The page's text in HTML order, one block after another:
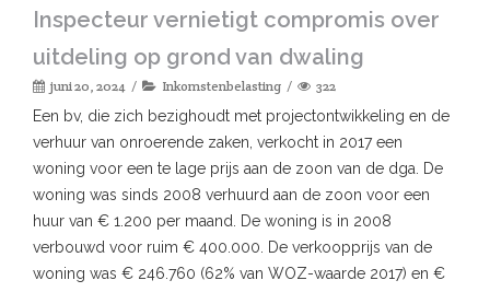
Inspecteur vernietigt compromis over
uitdeling op grond van dwaling
juni 20, 2024 Inkomstenbelasting 322
Een bv, die zich bezighoudt met projectontwikkeling en de
verhuur van onroerende zaken, verkocht in 2017 een
woning voor een te lage prijs aan de zoon van de dga. De
woning was sinds 2008 verhuurd aan de zoon voor een
huur van € 1.200 per maand. De woning is in 2008
verbouwd voor ruim € 400.000. De verkoopprijs van de
woning was € 246.760 (62% van WOZ-waarde 2017) en €